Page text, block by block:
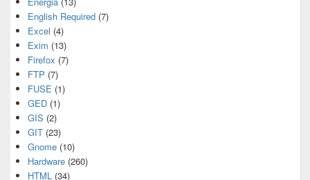
English Required (7)
Excel (4)
Exim (13)
Firefox (7)
FTP (7)
FUSE (1)
GED (1)
GIS (2)
GIT (23)
Gnome (10)
Hardware (260)
HTML (34)